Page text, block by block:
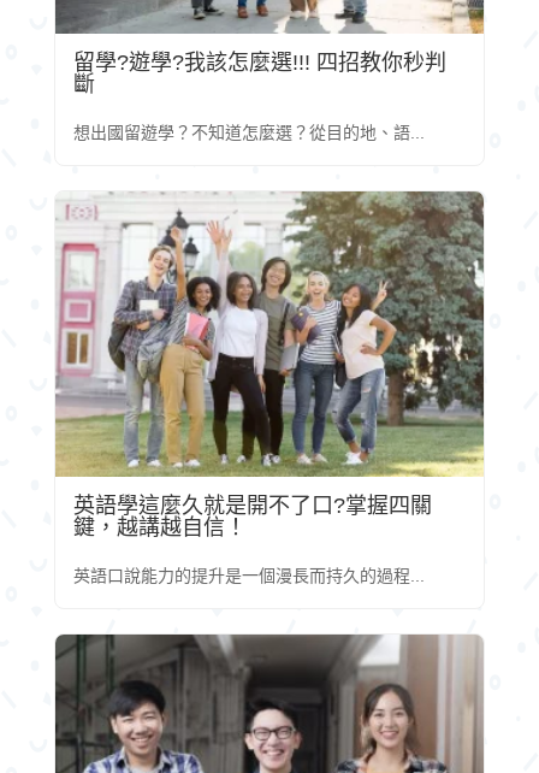
留學?遊學?我該怎麼選!!! 四招教你秒判
斷
想出國留遊學？不知道怎麼選？從目的地、語...
英語學這麼久就是開不了口?掌握四關
鍵，越講越自信！
英語口說能力的提升是一個漫長而持久的過程...